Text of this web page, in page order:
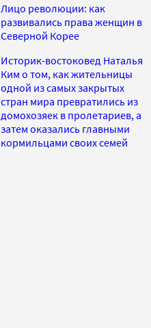
Лицо революции: как
развивались права женщин в
Северной Корее
Историк-востоковед Наталья
Ким о том, как жительницы
одной из самых закрытых
стран мира превратились из
домохозяек в пролетариев, а
затем оказались главными
кормильцами своих семей